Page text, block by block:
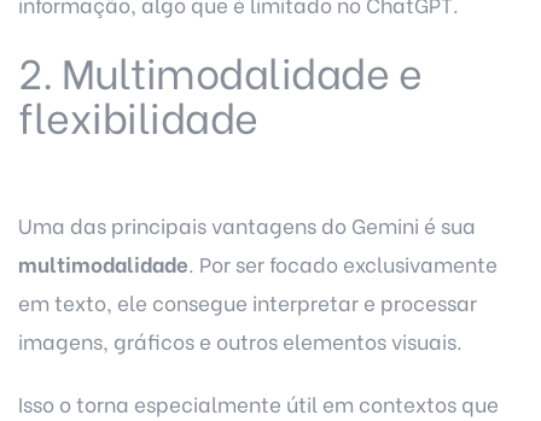
2. Multimodalidade e
flexibilidade
Uma das principais vantagens do Gemini é sua
multimodalidade. Por ser focado exclusivamente
em texto, ele consegue interpretar e processar
imagens, gráficos e outros elementos visuais.
Isso o torna especialmente útil em contextos que